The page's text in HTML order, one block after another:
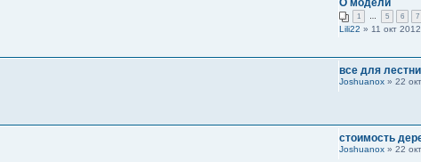
О модели
1 … 5 6 7
Lili22 » 11 окт
все для
Joshuanox » 22
стоимость
Joshuanox » 22